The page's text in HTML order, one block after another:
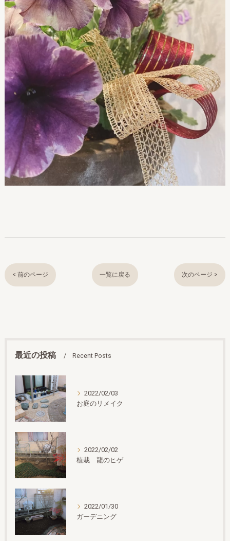
< 前のページ 一覧に戻る 次のページ >
最近の投稿 Recent Posts
2022/02/03
お庭のリメイク
2022/02/02
植栽 龍のヒゲ
2022/01/30
ガーデニング